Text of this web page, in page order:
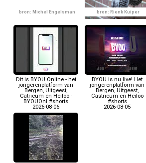
bron: Michel Engelsman bron: Rienk Kuiper
Dit is BYOU Online - het
jongerenplatform van
Bergen, Uitgeest,
Catricum en Heiloo -
BYOUOnl #shorts
2026-08-06
BYOU is nu live! Het
jongerenplatform van
Bergen, Uitgeest,
Castricum en Heiloo
#shorts
2026-08-05